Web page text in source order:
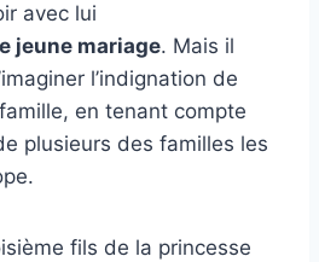
avec lui
jeune mariage. Mais il
l’indignation de
en tenant compte
plusieurs des familles les
fils de la princesse